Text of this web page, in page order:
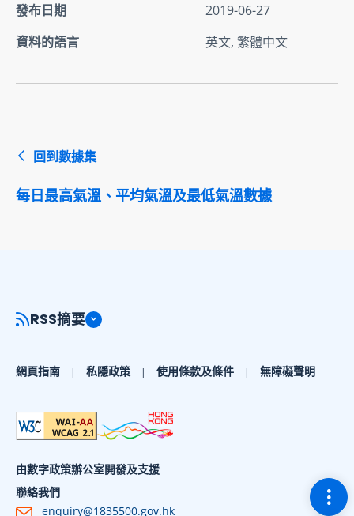
發布日期
2019-06-27
資料的語言
英文, 繁體中文
回到數據集
每日最高氣溫、平均氣溫及最低氣溫數據
切
RSS摘要
網頁指南 私隱政策 使用條款及條件 無障礙聲明
由數字政策辦公室開發及支援
聯絡我們
enquiry@1835500.gov.hk